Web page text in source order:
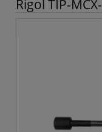
Rigol TIP-